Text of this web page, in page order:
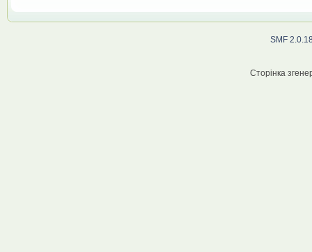
SMF
Сторінка